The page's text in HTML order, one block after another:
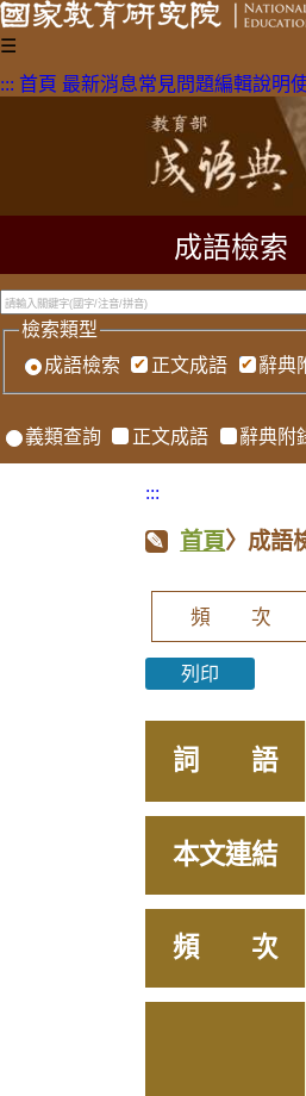
☰
::: 首頁 最新消息常見問題編輯說明
成語檢索
檢索類型
成語檢索
正文成語 辭典
義類查詢 正文成語 辭典附
:::
首頁〉成語
頻 次
列印
詞 語
本文連結
頻 次